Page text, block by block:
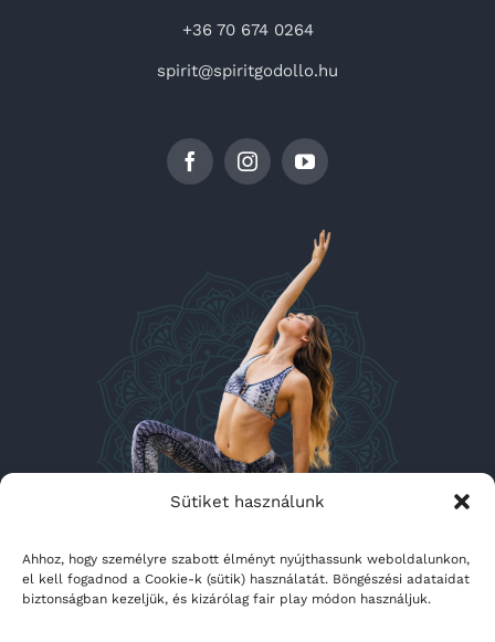
Sütiket használunk
Ahhoz, hogy személyre szabott élményt nyújthassunk weboldalunkon,
el kell fogadnod a Cookie-k (sütik) használatát. Böngészési adataidat
biztonságban kezeljük, és kizárólag fair play módon használjuk.
+36 70 674 0264
spirit@spiritgodollo.hu